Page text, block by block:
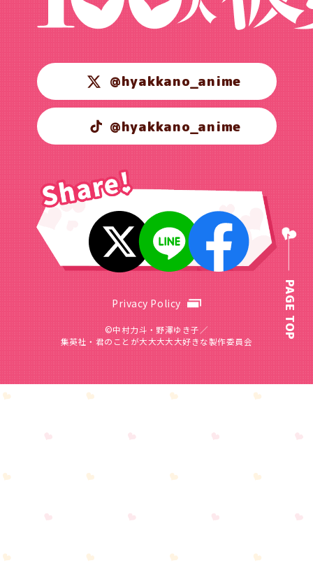
@hyakkano_anime
@hyakkano_anime
Privacy Policy
©中村力斗・野澤ゆき子／
集英社・君のことが大大大大大好きな製作委員会
PAGE TOP